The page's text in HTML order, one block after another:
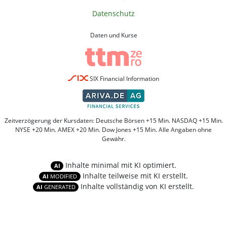
Datenschutz
Daten und Kurse
SIX Financial Information
Zeitverzögerung der Kursdaten: Deutsche Börsen +15 Min. NASDAQ +15 Min.
NYSE +20 Min. AMEX +20 Min. Dow Jones +15 Min. Alle Angaben ohne
Gewähr.
AI Inhalte minimal mit KI optimiert.
AI MODIFIED Inhalte teilweise mit KI erstellt.
AI GENERATED Inhalte vollständig von KI erstellt.